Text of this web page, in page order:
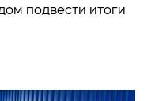
подвести итоги